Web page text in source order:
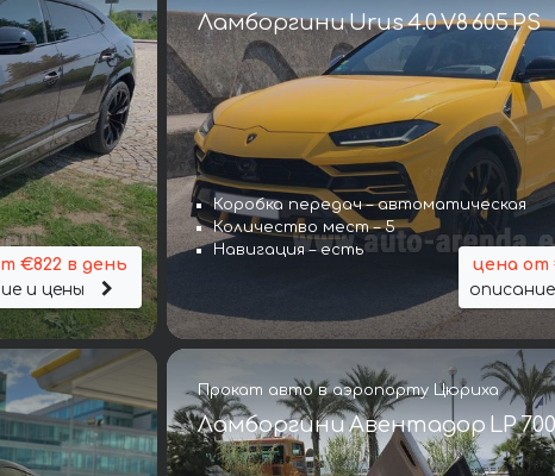
€822 в день
и цены
Ламборгини Urus 4.0 V8 605 PS
Коробка передач – автоматическая
Количество мест – 5
Навигация – есть
цена от
Прокат авто в аэропорту Цюриха
Ламборгини Авентадор LP